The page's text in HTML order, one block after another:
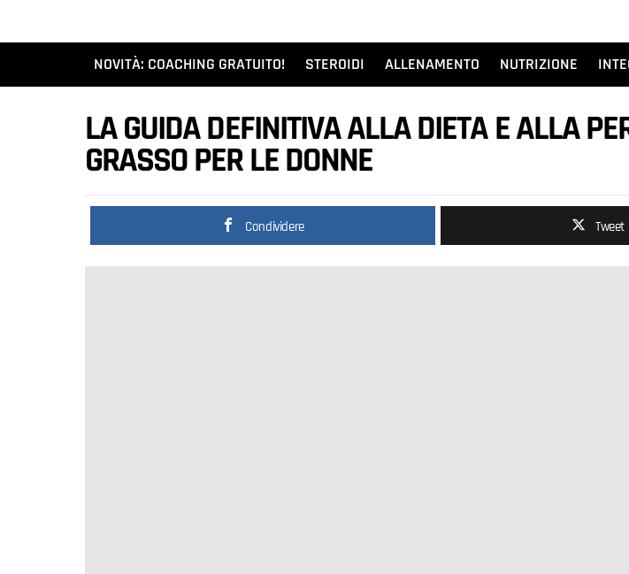
NOVITÀ: COACHING GRATUITO! STEROIDI ALLENAMENTO NUTRIZIONE
LA GUIDA DEFINITIVA ALLA DIETA E ALLA
GRASSO PER LE DONNE
Condividere Tweet